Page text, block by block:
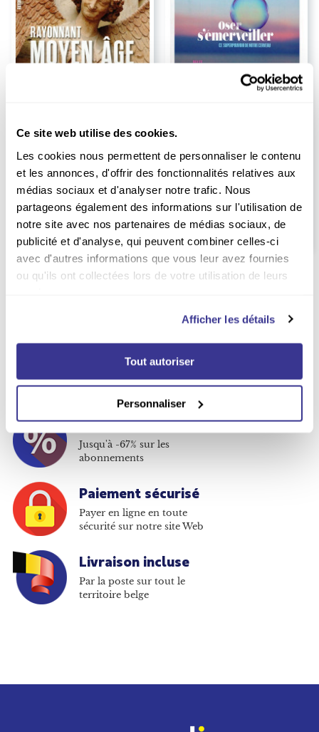
Ce site web utilise des cookies.
Les cookies nous permettent de personnaliser le contenu
et les annonces, d'offrir des fonctionnalités relatives aux
médias sociaux et d'analyser notre trafic. Nous
partageons également des informations sur l'utilisation de
notre site avec nos partenaires de médias sociaux, de
publicité et d'analyse, qui peuvent combiner celles-ci
avec d'autres informations que vous leur avez fournies
ou qu'ils ont collectées lors de votre utilisation de leurs
Afficher les détails
Tout autoriser
Personnaliser
Civilisations
Durée :1 an
EUR 69.00
EUR 82.50
Jusqu'à
EUR 85.00
EUR 117.00 Prix kiosque
Vous avez le choix
en abonnement
Moins cher qu'en kiosque
Jusqu'à -67% sur les
abonnements
Paiement sécurisé
Payer en ligne en toute
sécurité sur notre site Web
Livraison incluse
Par la poste sur tout le
territoire belge